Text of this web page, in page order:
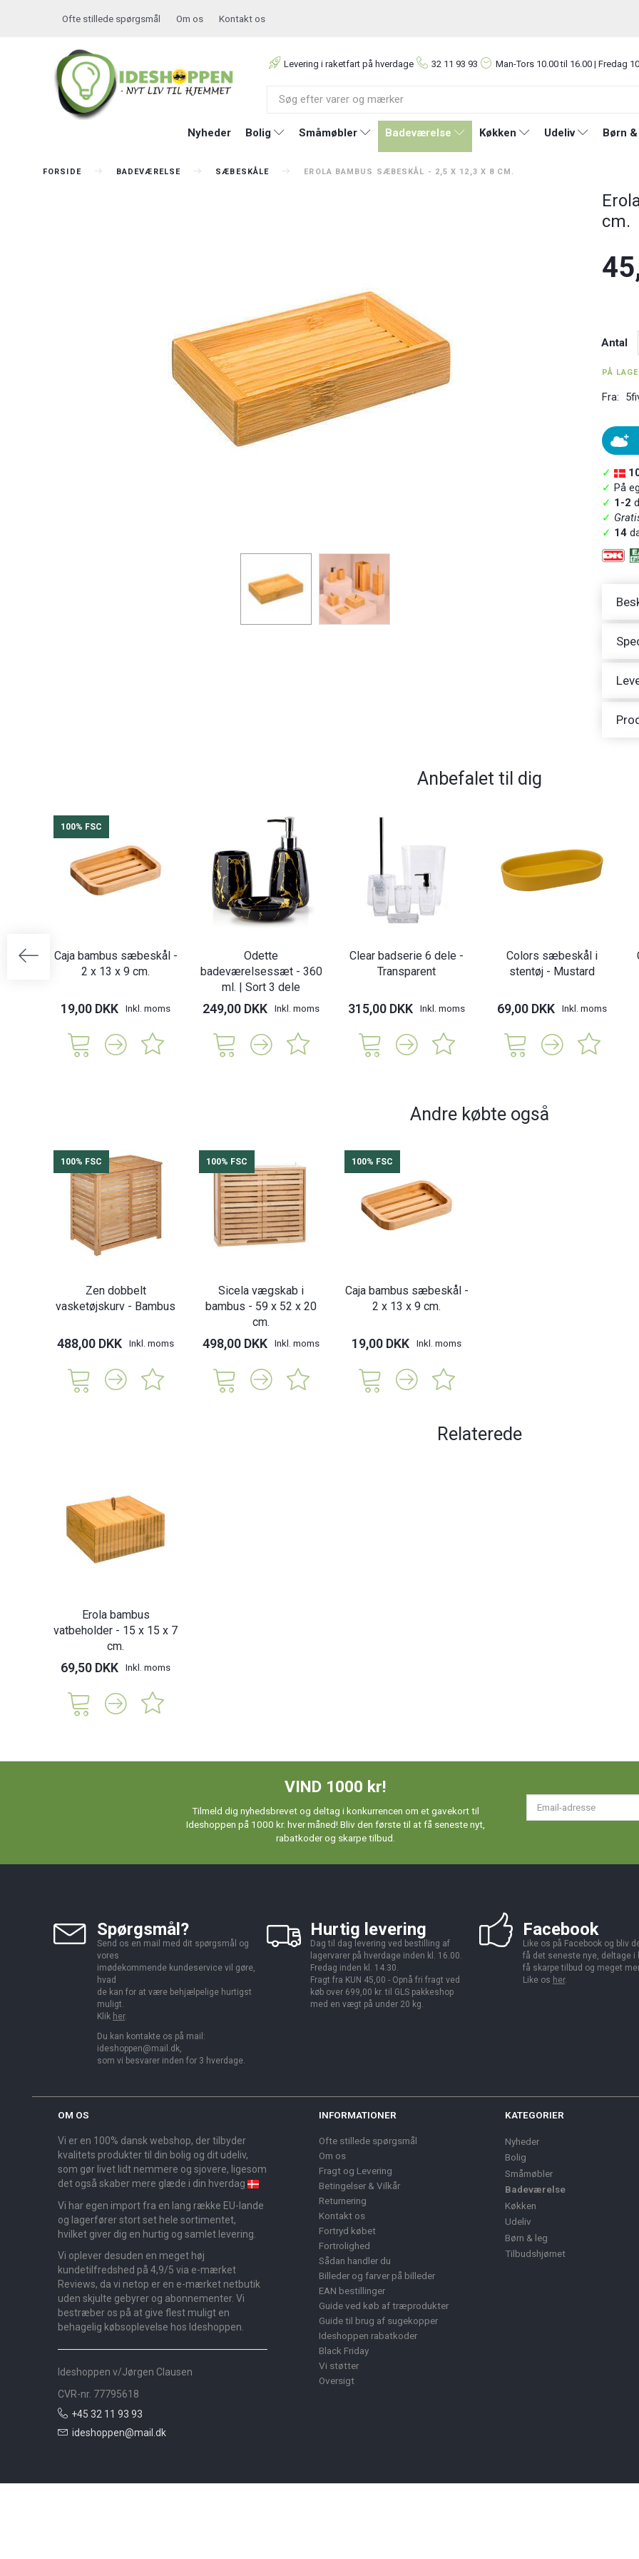
Ofte stillede spørgsmål Om os Kontakt os
Levering i raketfart på hverdage 32 11 93 93 Man-Tors 10.00 til 16.00 | Fredag
Nyheder Bolig Småmøbler Badeværelse Køkken Udeliv Børn
FORSIDE BADEVÆRELSE SÆBESKÅLE EROLA BAMBUS SÆBESKÅL - 2,5 X 12,3 X 8 CM.
cm.
Antal
PÅ
Fra:
✓
✓ På
✓ 1-2
✓
✓ 14
Anbefalet til dig
100% FSC
Caja bambus sæbeskål -
2 x 13 x 9 cm.
19,00 DKK Inkl. moms
Odette
badeværelsessæt - 360
ml. | Sort 3 dele
249,00 DKK Inkl. moms
Clear badserie 6 dele -
Transparent
315,00 DKK Inkl. moms
Colors sæbeskål i
stentøj - Mustard
69,00 DKK Inkl. moms
Andre købte også
100% FSC
Zen dobbelt
vasketøjskurv - Bambus
488,00 DKK Inkl. moms
100% FSC
Sicela vægskab i
bambus - 59 x 52 x 20
cm.
498,00 DKK Inkl. moms
100% FSC
Caja bambus sæbeskål -
2 x 13 x 9 cm.
19,00 DKK Inkl. moms
Relaterede
Erola bambus
vatbeholder - 15 x 15 x 7
cm.
69,50 DKK Inkl. moms
VIND 1000 kr!
Tilmeld dig nyhedsbrevet og deltag i konkurrencen om et gavekort til
Ideshoppen på 1000 kr. hver måned! Bliv den første til at få seneste nyt,
rabatkoder og skarpe tilbud.
Spørgsmål?
Send os en mail med dit spørgsmål og
vores
imødekommende kundeservice vil gøre,
hvad
de kan for at være behjælpelige hurtigst
muligt.
Klik her.
Du kan kontakte os på mail:
ideshoppen@mail.dk,
som vi besvarer inden for 3 hverdage.
Hurtig levering
Dag til dag levering ved bestilling af
lagervarer på hverdage inden kl. 16.00.
Fredag inden kl. 14.30.
Fragt fra KUN 45,00 - Opnå fri fragt ved
køb over 699,00 kr. til GLS pakkeshop
med en vægt på under 20 kg.
Facebook
Like os på Facebook og bliv
få det seneste nye, deltage i
få skarpe tilbud og meget
Like os her.
OM OS
Vi er en 100% dansk webshop, der tilbyder
kvalitets produkter til din bolig og dit udeliv,
som gør livet lidt nemmere og sjovere, ligesom
det også skaber mere glæde i din hverdag
Vi har egen import fra en lang række EU-lande
og lagerfører stort set hele sortimentet,
hvilket giver dig en hurtig og samlet levering.
Vi oplever desuden en meget høj
kundetilfredshed på 4,9/5 via e-mærket
Reviews, da vi netop er en e-mærket netbutik
uden skjulte gebyrer og abonnementer. Vi
bestræber os på at give flest muligt en
behagelig købsoplevelse hos Ideshoppen.
Ideshoppen v/Jørgen Clausen
CVR-nr. 77795618
+45 32 11 93 93
ideshoppen@mail.dk
INFORMATIONER
Ofte stillede spørgsmål
Om os
Fragt og Levering
Betingelser & Vilkår
Returnering
Kontakt os
Fortryd købet
Fortrolighed
Sådan handler du
Billeder og farver på billeder
EAN bestillinger
Guide ved køb af træprodukter
Guide til brug af sugekopper
Ideshoppen rabatkoder
Black Friday
Vi støtter
Oversigt
KATEGORIER
Nyheder
Bolig
Småmøbler
Badeværelse
Køkken
Udeliv
Børn & leg
Tilbudshjørnet